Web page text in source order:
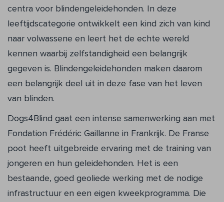
centra voor blindengeleidehonden. In deze
leeftijdsca­tegorie ontwikkelt een kind zich van kind
naar volwassene en leert het de echte we­reld
kennen waarbij zelfstandigheid een belangrijk
gegeven is. Blindengeleidehon­den maken daarom
een belangrijk deel uit in deze fase van het leven
van blinden.
Dogs4Blind gaat een intense samenwer­king aan met
Fondation Frédéric Gaillanne in Frankrijk. De Franse
poot heeft uitgebrei­de ervaring met de training van
jongeren en hun geleidehonden. Het is een
bestaande, goed geoliede werking met de nodige
infra­structuur en een eigen kweekprogramma. Die